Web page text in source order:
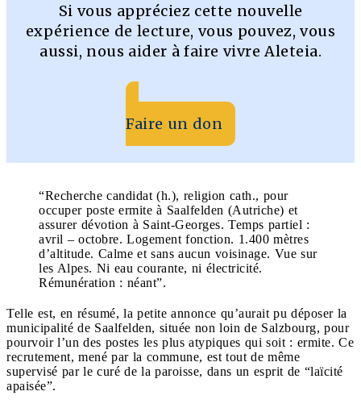
Si vous appréciez cette nouvelle
expérience de lecture, vous pouvez, vous
aussi, nous aider à faire vivre Aleteia.
Faire un don
“Recherche candidat (h.), religion cath., pour
occuper poste ermite à Saalfelden (Autriche) et
assurer dévotion à Saint-Georges. Temps partiel :
avril – octobre. Logement fonction. 1.400 mètres
d’altitude. Calme et sans aucun voisinage. Vue sur
les Alpes. Ni eau courante, ni électricité.
Rémunération : néant”.
Telle est, en résumé, la petite annonce qu’aurait pu déposer la
municipalité de Saalfelden, située non loin de Salzbourg, pour
pourvoir l’un des postes les plus atypiques qui soit : ermite. Ce
recrutement, mené par la commune, est tout de même
supervisé par le curé de la paroisse, dans un esprit de “laïcité
apaisée”.